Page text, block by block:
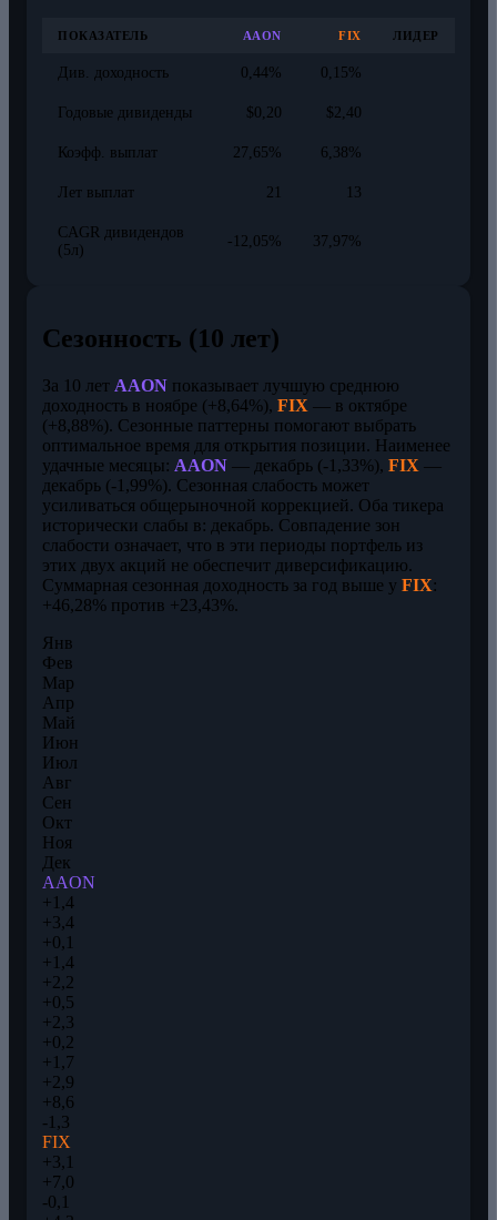
ПОКАЗАТЕЛЬ AAON FIX ЛИДЕР
Див. доходность 0,44% 0,15%
Годовые дивиденды $0,20 $2,40
Коэфф. выплат 27,65% 6,38%
Лет выплат 21 13
CAGR дивидендов
(5л)
-12,05% 37,97%
Сезонность (10 лет)
За 10 лет AAON показывает лучшую среднюю
доходность в ноябре (+8,64%), FIX — в октябре
(+8,88%). Сезонные паттерны помогают выбрать
оптимальное время для открытия позиции. Наименее
удачные месяцы: AAON — декабрь (-1,33%), FIX —
декабрь (-1,99%). Сезонная слабость может
усиливаться общерыночной коррекцией. Оба тикера
исторически слабы в: декабрь. Совпадение зон
слабости означает, что в эти периоды портфель из
этих двух акций не обеспечит диверсификацию.
Суммарная сезонная доходность за год выше у FIX:
+46,28% против +23,43%.
Янв
Фев
Мар
Апр
Май
Июн
Июл
Авг
Сен
Окт
Ноя
Дек
AAON
+1,4
+3,4
+0,1
+1,4
+2,2
+0,5
+2,3
+0,2
+1,7
+2,9
+8,6
-1,3
FIX
+3,1
+7,0
-0,1